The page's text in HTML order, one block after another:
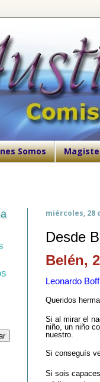
Somos
miércoles, 28
Desde
Belén,
Leonardo Boff
Queridos
Si al mirar el
niño, un niño
nuestro.
Si conseguís
Si sois